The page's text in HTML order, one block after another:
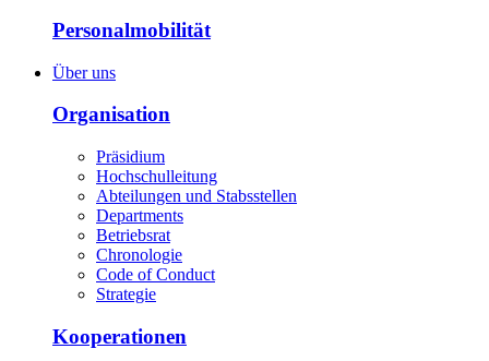
Personalmobilität
Über uns
Organisation
Präsidium
Hochschulleitung
Abteilungen und Stabsstellen
Departments
Betriebsrat
Chronologie
Code of Conduct
Strategie
Kooperationen